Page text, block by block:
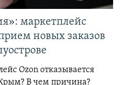
маркетплейс
новых заказов
Ozon отказывается
В чем причина?